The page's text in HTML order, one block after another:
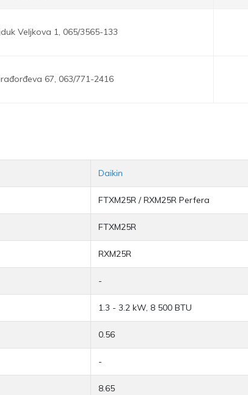
Veljkova 1, 065/3565-133
67, 063/771-2416
Daikin
FTXM25R / RXM25R Perfera
FTXM25R
RXM25R
-
1.3 - 3.2 kW, 8 500 BTU
0.56
-
8.65